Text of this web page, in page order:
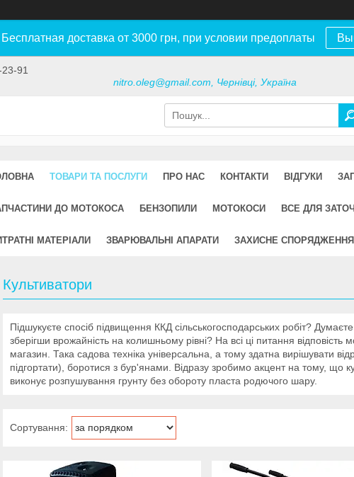
Бесплатная доставка от 3000 грн, при условии предоплаты
91
nitro.oleg@gmail.com, Чернівці, Україна
ТОВАРИ ТА ПОСЛУГИ ПРО НАС КОНТАКТИ ВІДГУКИ
ДО МОТОКОСА БЕНЗОПИЛИ МОТОКОСИ ВСЕ ДЛЯ
МАТЕРІАЛИ ЗВАРЮВАЛЬНІ АПАРАТИ ЗАХИСНЕ СПОРЯДЖЕННЯ
Культиватори
Підшукуєте спосіб підвищення ККД сільськогосподарських робіт?
зберігши врожайність на колишньому рівні? На всі ці питання
магазин. Така садова техніка універсальна, а тому здатна вирішувати
підгортати), боротися з бур'янами. Відразу зробимо акцент на тому, що
виконує розпушування грунту без обороту пласта родючого шару.